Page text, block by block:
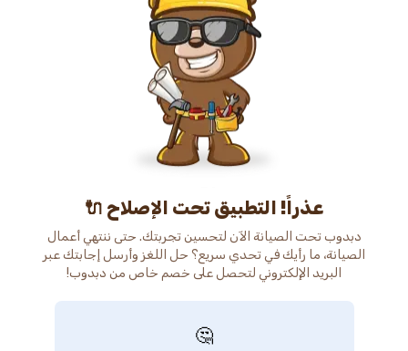
عذراً! التطبيق تحت الإصلاح 🔌
دبدوب تحت الصيانة الآن لتحسين تجربتك. حتى ننتهي أعمال
الصيانة، ما رأيك في تحدي سريع؟ حل اللغز وأرسل إجابتك عبر
البريد الإلكتروني لتحصل على خصم خاص من دبدوب!
🤔